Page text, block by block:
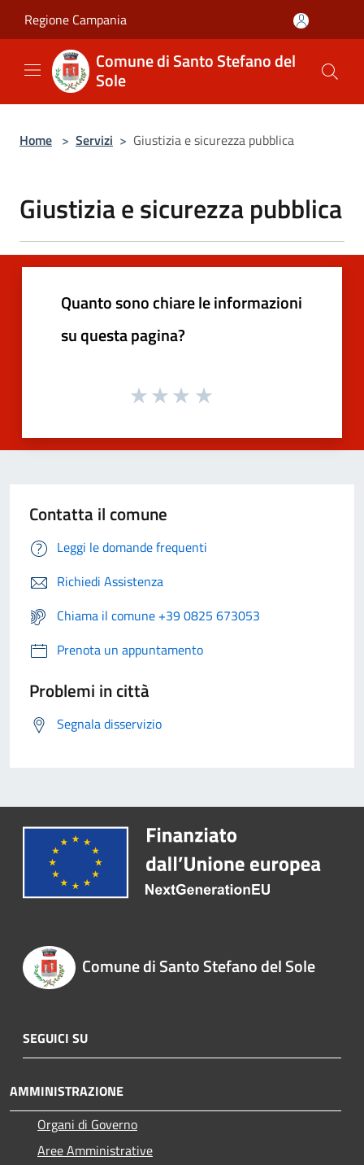
Regione Campania
Comune di Santo Stefano del
Sole
Home > Servizi > Giustizia e sicurezza pubblica
Giustizia e sicurezza pubblica
Quanto sono chiare le informazioni
su questa pagina?
Contatta il comune
Leggi le domande frequenti
Richiedi Assistenza
Chiama il comune +39 0825 673053
Prenota un appuntamento
Problemi in città
Segnala disservizio
Comune di Santo Stefano del Sole
SEGUICI SU
AMMINISTRAZIONE
Organi di Governo
Aree Amministrative